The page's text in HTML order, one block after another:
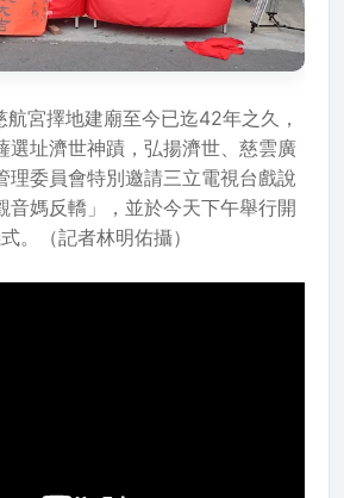
宮擇地建廟至今已迄42年之久，
選址濟世神蹟，弘揚濟世、慈雲廣
理委員會特別邀請三立電視台戲說
音媽反轎」，並於今天下午舉行開
。（記者林明佑攝）